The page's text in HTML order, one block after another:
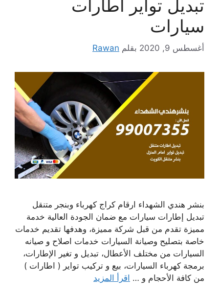
تبديل تواير اطارات
سيارات
أغسطس 9, 2020 بقلم Rawan
بنشر هندي الشهداء ارقام كراج كهرباء وبنجر متنقل
تبديل إطارات سيارات مع ضمان الجودة العالية خدمة
مميزة تقدم من قبل شركة مميزة، وهدفها تقديم خدمات
خاصة بتصليح وصيانة السيارات خدمات اصلاح و صيانه
السيارات من مختلف الأعطال، تبديل و تغير الإطارات،
برمجة كهرباء السيارات، بيع و تركيب تواير ( اطارات )
من كافة الأحجام و … اقرأ المزيد